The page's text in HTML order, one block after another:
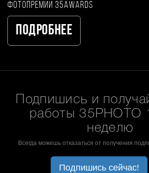
фотопремии 35AWARDS
Подробнее
Подпишись и
работы 35PHOTO
неделю
Всегда можешь отказаться от получения
Подпишись сейчас!